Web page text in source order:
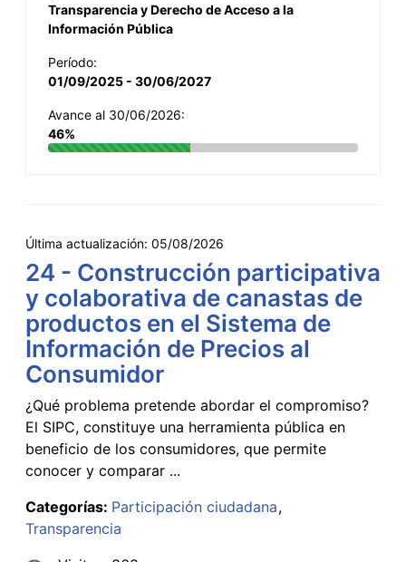
Transparencia y Derecho de Acceso a la
Información Pública
Período:
01/09/2025 - 30/06/2027
Avance al 30/06/2026:
46%
Última actualización: 05/08/2026
24 - Construcción participativa
y colaborativa de canastas de
productos en el Sistema de
Información de Precios al
Consumidor
¿Qué problema pretende abordar el compromiso?
El SIPC, constituye una herramienta pública en
beneficio de los consumidores, que permite
conocer y comparar ...
Categorías: Participación ciudadana
Transparencia